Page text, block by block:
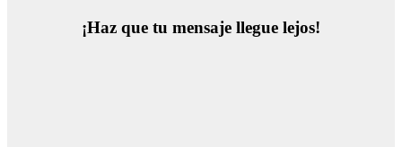
¡Haz que tu mensaje llegue lejos!